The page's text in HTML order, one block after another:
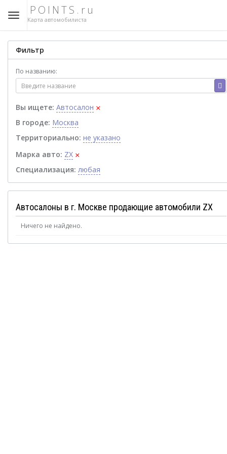
POINTS.ru
Карта автомобилиста
Фильтр
По названию:
Вы ищете: Автосалон ×
В городе: Москва
Территориально: не указано
Марка авто: ZX ×
Специализация: любая
Автосалоны в г. Москве продающие автомобили ZX
Ничего не найдено.